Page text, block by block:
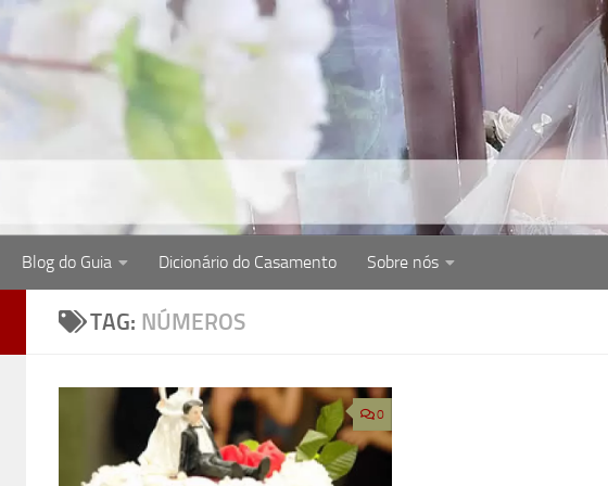
noivos e recém-casados. Dicas de como organizar casamento,
Blog do Guia Dicionário do Casamento Sobre nós
TAG: NÚMEROS
0